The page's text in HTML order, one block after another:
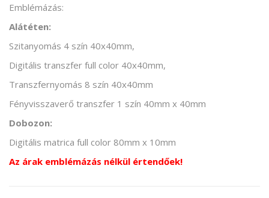
Emblémázás:
Alátéten:
Szitanyomás 4 szín 40x40mm,
Digitális transzfer full color 40x40mm,
Transzfernyomás 8 szín 40x40mm
Fényvisszaverő transzfer 1 szín 40mm x 40mm
Dobozon:
Digitális matrica full color 80mm x 10mm
Az árak emblémázás nélkül értendőek!